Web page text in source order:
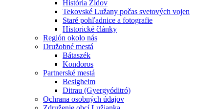
História Židov
Tekovské Lužany počas svetových vojen
Staré pohľadnice a fotografie
Historické články
Región okolo nás
Družobné mestá
Bátaszék
Kondoros
Partnerské mestá
Besigheim
Ditrau (Gyergyóditró)
Ochrana osobných údajov